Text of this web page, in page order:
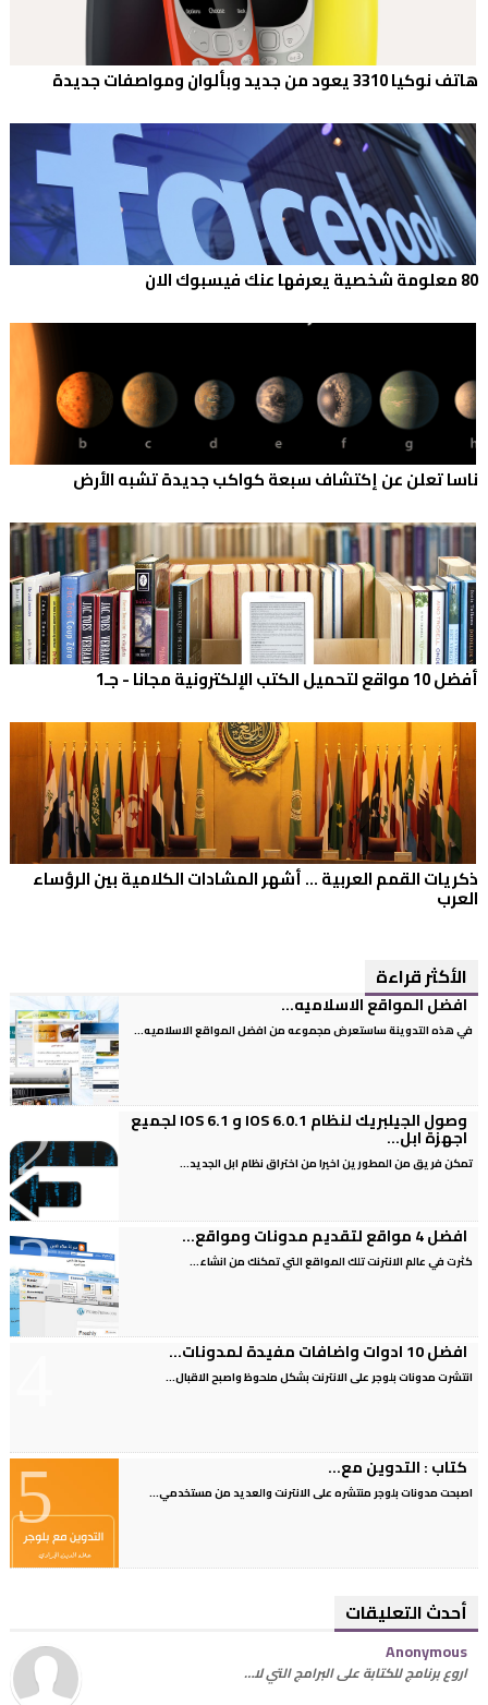
هاتف نوكيا 3310 يعود من جديد وبألوان ومواصفات جديدة
80 معلومة شخصية يعرفها عنك فيسبوك الان
ناسا تعلن عن إكتشاف سبعة كواكب جديدة تشبه الأرض
أفضل 10 مواقع لتحميل الكتب الإلكترونية مجانا - جـ1
ذكريات القمم العربية ... أشهر المشادات الكلامية بين الرؤساء
العرب
الأكثر قراءة
افضل المواقع الاسلاميه...
في هذه التدوينة ساستعرض مجموعه من افضل المواقع الاسلاميه...
وصول الجيلبريك لنظام IOS 6.0.1 و IOS 6.1 لجميع
اجهزة ابل...
تمكن فريق من المطورين اخيرا من اختراق نظام ابل الجديد...
افضل 4 مواقع لتقديم مدونات ومواقع...
كثرت في عالم الانترنت تلك المواقع التي تمكنك من انشاء...
افضل 10 ادوات واضافات مفيدة لمدونات...
انتشرت مدونات بلوجر على الانترنت بشكل ملحوظ واصبح الاقبال...
كتاب : التدوين مع...
اصبحت مدونات بلوجر منتشره على الانترنت والعديد من مستخدمي...
أحدث التعليقات
Anonymous
اروع برنامج للكتابة على البرامج التي لا…